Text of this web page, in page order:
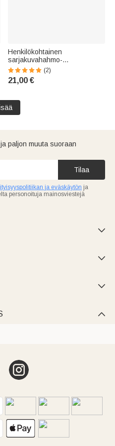
Henkilökohtainen
sarjakuvahahmo-
valokuvasanapilvi-säilytyskori,
jossa on nimi ja kahvat –
koulunaloitukseen tai
(2)
21,00 €
paljon muuta suoraan
Tilaa
ja eväskäytön ja
personoituja mainosviestejä



